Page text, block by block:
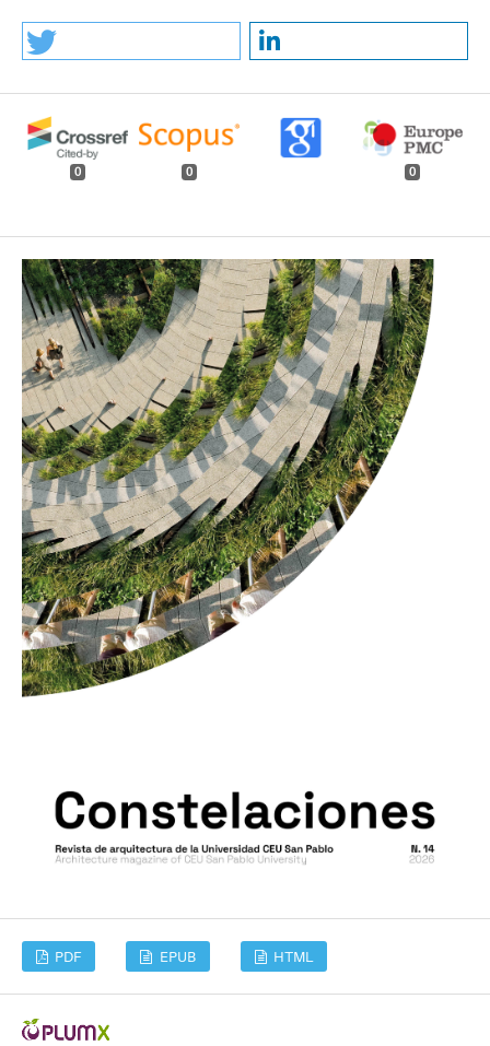
PDF EPUB HTML
0 0 0